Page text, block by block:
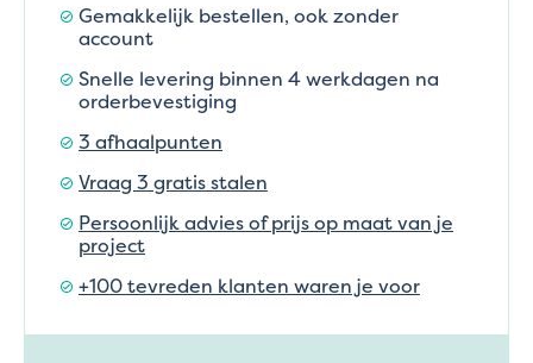
Gemakkelijk bestellen, ook zonder
account
Snelle levering binnen 4 werkdagen na
orderbevestiging
3 afhaalpunten
Vraag 3 gratis stalen
Persoonlijk advies of prijs op maat van je
project
+100 tevreden klanten waren je voor